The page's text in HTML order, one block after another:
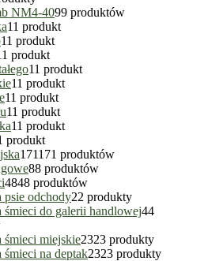
NM4-4099 produktów
11 produkt
11 produkt
1 produkt
11 produkt
11 produkt
11 produkt
11 produkt
11 produkt
produkt
171171 produktów
88 produktów
4848 produktów
psie odchody22 produkty
śmieci do galerii handlowej44
śmieci miejskie2323 produkty
śmieci na deptak2323 produkty